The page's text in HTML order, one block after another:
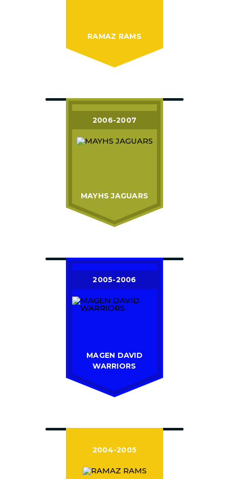
RAMAZ RAMS
2006-2007
MAYHS JAGUARS
2005-2006
MAGEN DAVID
WARRIORS
2004-2005